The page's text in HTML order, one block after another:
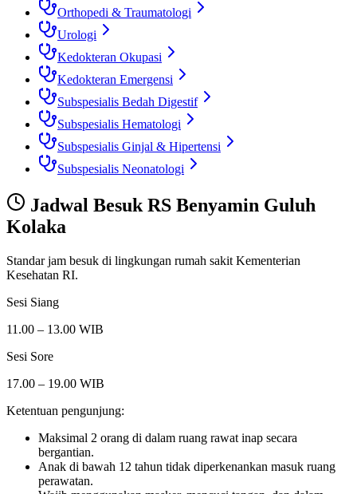
Orthopedi & Traumatologi
Urologi
Kedokteran Okupasi
Kedokteran Emergensi
Subspesialis Bedah Digestif
Subspesialis Hematologi
Subspesialis Ginjal & Hipertensi
Subspesialis Neonatologi
Jadwal BesukRS Benyamin Guluh
Kolaka
Standar jam besuk di lingkungan rumah sakit Kementerian
Kesehatan RI.
Sesi Siang
11.00 – 13.00 WIB
Sesi Sore
17.00 – 19.00 WIB
Ketentuan pengunjung:
Maksimal 2 orang di dalam ruang rawat inap secara
bergantian.
Anak di bawah 12 tahun tidak diperkenankan masuk ruang
perawatan.